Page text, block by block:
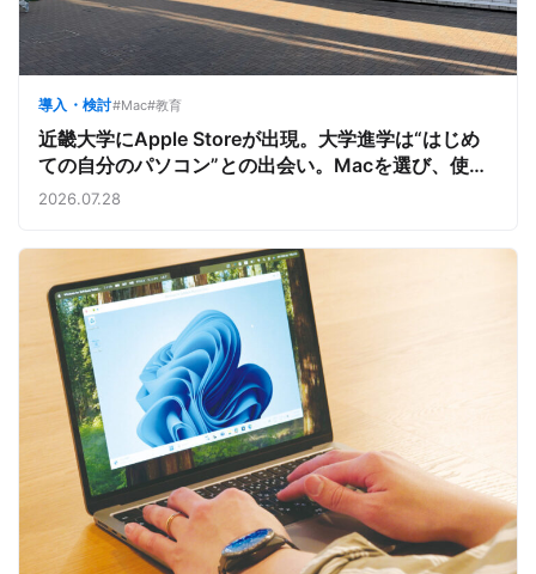
導入・検討#Mac#教育
近畿大学にApple Storeが出現。大学進学は“はじめ
ての自分のパソコン”との出会い。Macを選び、使う
魅力と楽しさを、夏のオープンキャンパスでアピール
2026.07.28